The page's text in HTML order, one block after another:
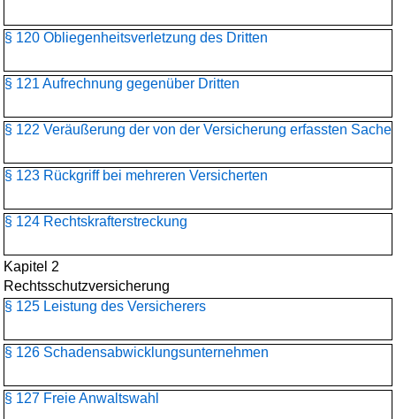
§ 120 Obliegenheitsverletzung des Dritten
§ 121 Aufrechnung gegenüber Dritten
§ 122 Veräußerung der von der Versicherung erfassten Sache
§ 123 Rückgriff bei mehreren Versicherten
§ 124 Rechtskrafterstreckung
Kapitel 2
Rechtsschutzversicherung
§ 125 Leistung des Versicherers
§ 126 Schadensabwicklungs­unternehmen
§ 127 Freie Anwaltswahl